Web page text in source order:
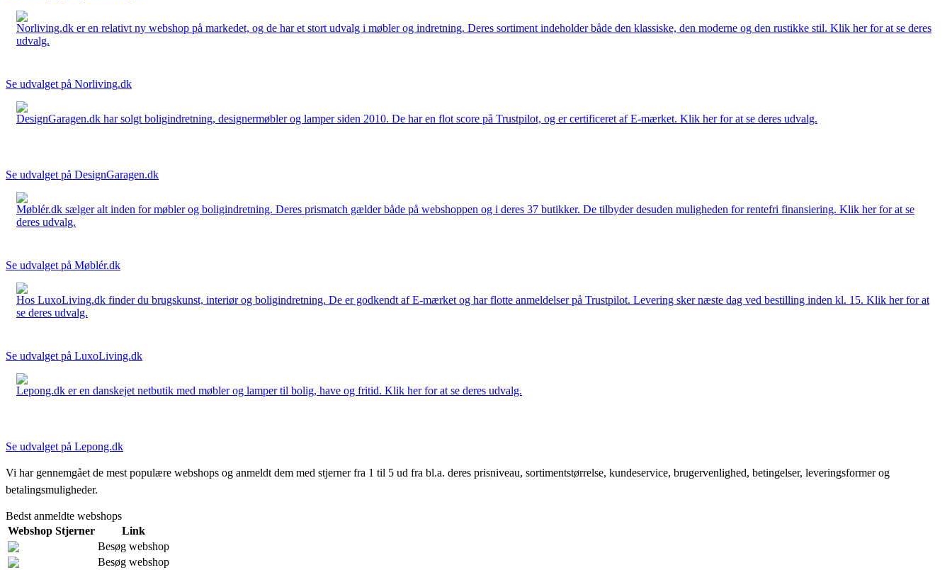
Norliving.dk er en relativt ny webshop på markedet, og de har et stort udvalg i møbler og indretning. Deres sortiment indeholder både den klassiske, den moderne og den rustikke stil. Klik her for at se deres
udvalg.
Se udvalget på Norliving.dk
DesignGaragen.dk har solgt boligindretning, designermøbler og lamper siden 2010. De har en flot score på Trustpilot, og er certificeret af E-mærket. Klik her for at se deres udvalg.
Se udvalget på DesignGaragen.dk
Møblér.dk sælger alt inden for møbler og boligindretning. Deres prismatch gælder både på webshoppen og i deres 37 butikker. De tilbyder desuden muligheden for rentefri finansiering. Klik her for at se
deres udvalg.
Se udvalget på Møblér.dk
Hos LuxoLiving.dk finder du brugskunst, interiør og boligindretning. De er godkendt af E-mærket og har flotte anmeldelser på Trustpilot. Levering sker næste dag ved bestilling inden kl. 15. Klik her for at
se deres udvalg.
Se udvalget på LuxoLiving.dk
Lepong.dk er en danskejet netbutik med møbler og lamper til bolig, have og fritid. Klik her for at se deres udvalg.
Se udvalget på Lepong.dk
Vi har gennemgået de mest populære webshops og anmeldt dem med stjerner fra 1 til 5 ud fra bl.a. deres prisniveau, sortimentstørrelse, kundeservice, brugervenlighed, betingelser, leveringsformer og
betalingsmuligheder.
Bedst anmeldte webshops
Webshop Stjerner
Link
Besøg webshop
Besøg webshop